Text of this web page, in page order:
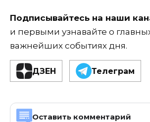
Подписывайтесь на наши
и первыми узнавайте о
важнейших событиях дня.
ДЗЕН Телеграм
Оставить комментарий